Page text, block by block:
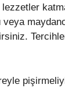
lezzetler